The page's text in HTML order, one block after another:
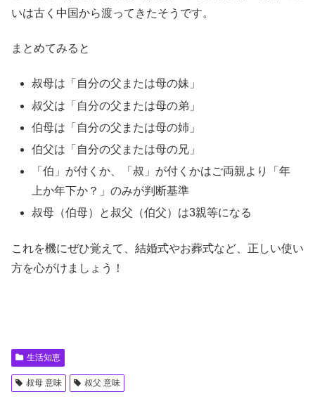
いは古く中国から渡ってきたそうです。
まとめてみると
叔母は「自分の父または母の妹」
叔父は「自分の父または母の弟」
伯母は「自分の父または母の姉」
伯父は「自分の父または母の兄」
「伯」が付くか、「叔」が付くかはご両親より「年
上か年下か？」のみが判断基準
叔母（伯母）と叔父（伯父）は3親等になる
これを機にぜひ覚えて、結婚式やお葬式など、正しい使い
方を心がけましょう！
生活知恵
叔母 意味 叔父 意味